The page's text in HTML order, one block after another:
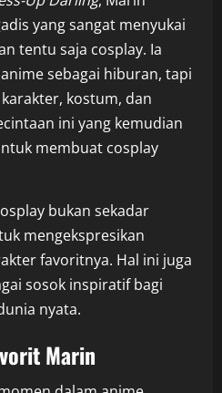
yang sangat menyukai
tentu saja cosplay. Ia
sebagai hiburan, tapi
kostum, dan
ini yang kemudian
membuat cosplay
bukan sekadar
mengekspresikan
favoritnya. Hal ini juga
sosok inspiratif bagi
nyata.
Marin